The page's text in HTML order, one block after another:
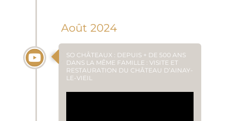
Août 2024
SO CHÂTEAUX : DEPUIS + DE 500 ANS
DANS LA MÊME FAMILLE : VISITE ET
RESTAURATION DU CHÂTEAU D’AINAY-
LE-VIEIL